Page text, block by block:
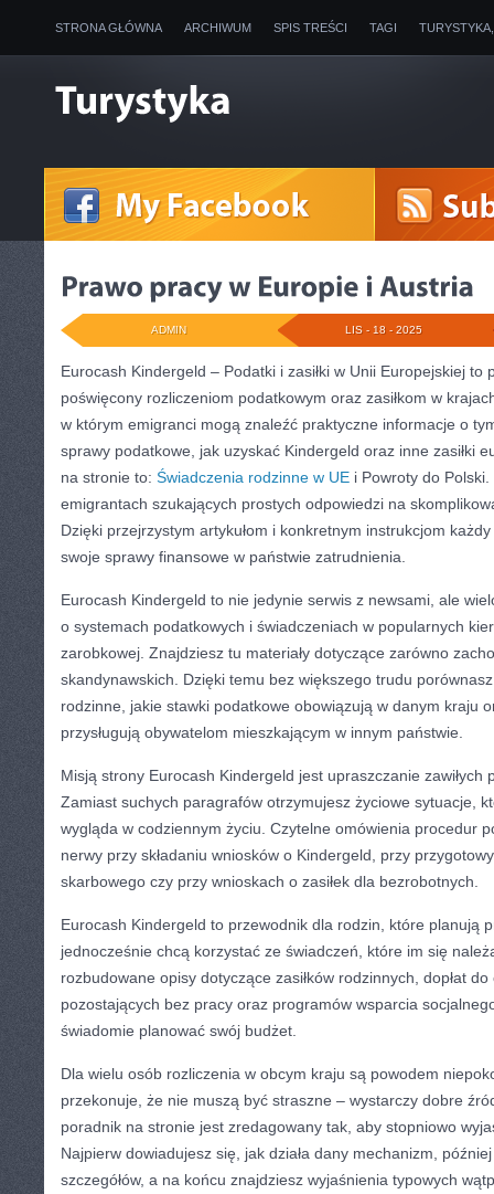
STRONA GŁÓWNA ARCHIWUM SPIS TREŚCI TAGI
LIS - 18 - 2025
ADMIN
Eurocash Kindergeld – Podatki i zasiłki w Unii Europejskiej to
poświęcony rozliczeniom podatkowym oraz zasiłkom w
w którym emigranci mogą znaleźć praktyczne informacje o
sprawy podatkowe, jak uzyskać Kindergeld oraz inne zasiłki
na stronie to: Świadczenia rodzinne w UE i Powroty do
emigrantach szukających prostych odpowiedzi na
Dzięki przejrzystym artykułom i konkretnym instrukcjom
swoje sprawy finansowe w państwie zatrudnienia.
Eurocash Kindergeld to nie jedynie serwis z newsami, ale
o systemach podatkowych i świadczeniach w popularnych
zarobkowej. Znajdziesz tu materiały dotyczące zarówno
skandynawskich. Dzięki temu bez większego trudu
rodzinne, jakie stawki podatkowe obowiązują w danym kraju
przysługują obywatelom mieszkającym w innym państwie.
Misją strony Eurocash Kindergeld jest upraszczanie zawiłych
Zamiast suchych paragrafów otrzymujesz życiowe sytuacje,
wygląda w codziennym życiu. Czytelne omówienia procedur
nerwy przy składaniu wniosków o Kindergeld, przy
skarbowego czy przy wnioskach o zasiłek dla bezrobotnych.
Eurocash Kindergeld to przewodnik dla rodzin, które planują
jednocześnie chcą korzystać ze świadczeń, które im się
rozbudowane opisy dotyczące zasiłków rodzinnych, dopłat
pozostających bez pracy oraz programów wsparcia
świadomie planować swój budżet.
Dla wielu osób rozliczenia w obcym kraju są powodem
przekonuje, że nie muszą być straszne – wystarczy dobre
poradnik na stronie jest zredagowany tak, aby stopniowo
Najpierw dowiadujesz się, jak działa dany mechanizm,
szczegółów, a na końcu znajdziesz wyjaśnienia typowych